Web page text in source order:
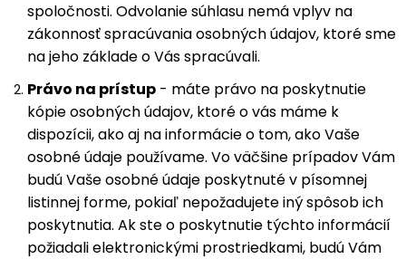
spoločnosti. Odvolanie súhlasu nemá vplyv na
zákonnosť spracúvania osobných údajov, ktoré sme
na jeho základe o Vás spracúvali.
Právo na prístup - máte právo na poskytnutie
kópie osobných údajov, ktoré o vás máme k
dispozícii, ako aj na informácie o tom, ako Vaše
osobné údaje používame. Vo väčšine prípadov Vám
budú Vaše osobné údaje poskytnuté v písomnej
listinnej forme, pokiaľ nepožadujete iný spôsob ich
poskytnutia. Ak ste o poskytnutie týchto informácií
požiadali elektronickými prostriedkami, budú Vám